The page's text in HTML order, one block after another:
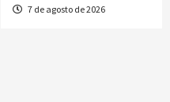
7 de agosto de 2026